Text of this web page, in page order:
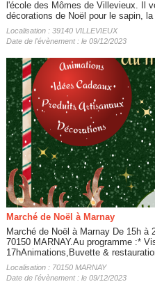
l'école des Mômes de Villevieux. Il
décorations de Noël pour le sapin, la
Localisation : 39140 VILLEVIEUX
Date de l'évènement : le 09/12/2023
Marché de Noël à Marnay
Marché de Noël à Marnay De 15h à
70150 MARNAY.Au programme :*
17hAnimations,Buvette &
Localisation : 70150 MARNAY
Date de l'évènement : le 09/12/2023